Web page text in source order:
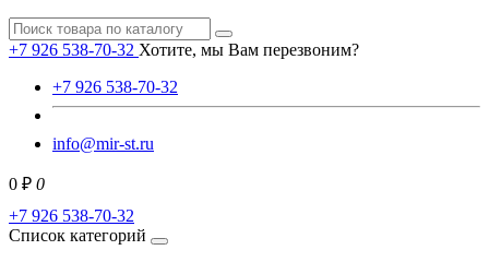
+7 926 538-70-32 Хотите, мы Вам перезвоним?
+7 926 538-70-32
info@mir-st.ru
0 ₽ 0
+7 926 538-70-32
Список категорий